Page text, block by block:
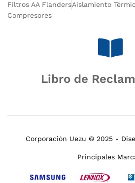
Filtros AA FlandersAislamiento
Compresores
Libro de
Corporación Uezu © 2025 -
Principales